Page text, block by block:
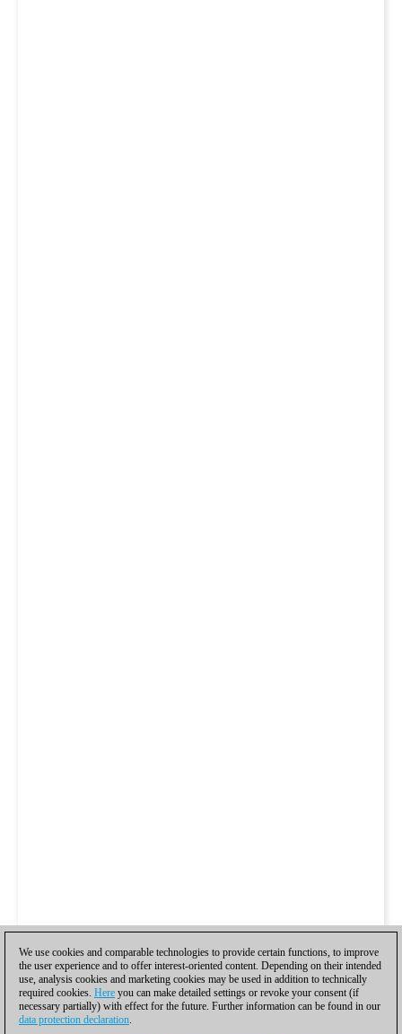
We use cookies and comparable technologies to provide certain functions, to improve
the user experience and to offer interest-oriented content. Depending on their intended
use, analysis cookies and marketing cookies may be used in addition to technically
required cookies. Here you can make detailed settings or revoke your consent (if
necessary partially) with effect for the future. Further information can be found in our
data protection declaration.